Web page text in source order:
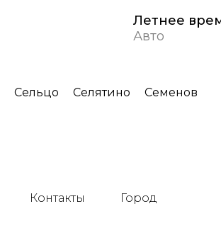
Летнее
Авто
Сельцо Селятино Семенов
Контакты Город